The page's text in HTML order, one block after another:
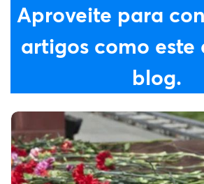
Aproveite para
artigos como este
blog.